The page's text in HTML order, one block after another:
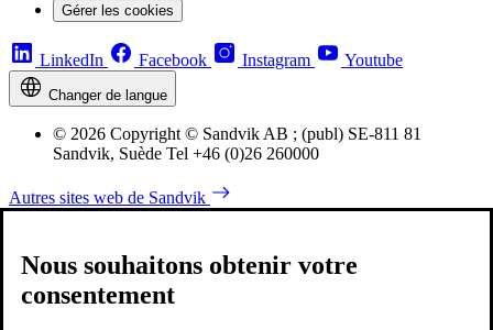
Gérer les cookies
LinkedIn Facebook Instagram Youtube
Changer de langue
© 2026 Copyright © Sandvik AB ; (publ) SE-811 81
Sandvik, Suède Tel +46 (0)26 260000
Autres sites web de Sandvik
Nous souhaitons obtenir votre
consentement